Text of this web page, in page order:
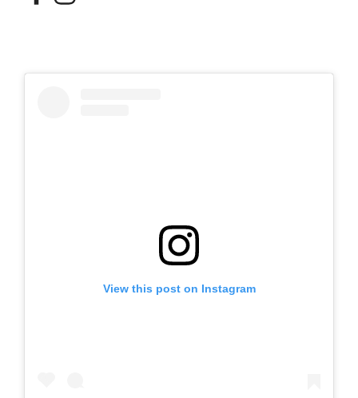
View this post on Instagram